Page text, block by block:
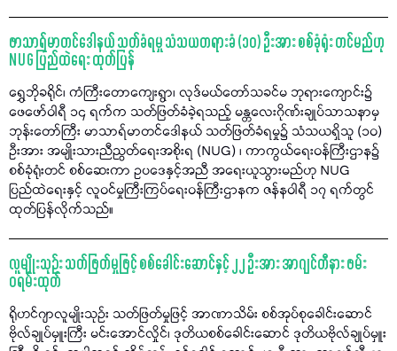
ဖာသာရ်မာတင်ဒေါနယ် သတ်ခံရမှု သံသယတရားခံ (၁၀) ဦးအား စစ်ခုံရုံး တင်မည်ဟု
NUG ပြည်ထဲရေး ထုတ်ပြန်
ရွှေဘိုခရိုင်၊ ကံကြီးတောကျေးရွာ၊ လုဒ်မယ်တော်သခင်မ ဘုရားကျောင်း၌
ဖေဖော်ဝါရီ ၁၄ ရက်က သတ်ဖြတ်ခံခဲ့ရသည့် မန္တလေးဂိုဏ်းချုပ်သာသနာမှ
ဘုန်းတော်ကြီး မာသာရ်မာတင်ဒေါနယ် သတ်ဖြတ်ခံရမှု၌ သံသယရှိသူ (၁၀)
ဦးအား အမျိုးသားညီညွတ်ရေးအစိုးရ (NUG) ၊ ကာကွယ်ရေးဝန်ကြီးဌာန၌
စစ်ခုံရုံးတင် စစ်ဆေးကာ ဥပဒေနှင့်အညီ အရေးယူသွားမည်ဟု NUG
ပြည်ထဲရေးနှင့် လူဝင်မှုကြီးကြပ်ရေးဝန်ကြီးဌာနက ဇန်နဝါရီ ၁၇ ရက်တွင်
ထုတ်ပြန်လိုက်သည်။
လူမျိုးသုဉ်း သတ်ဖြတ်မှုဖြင့် စစ်ခေါင်းဆောင်နှင့် ၂၂ ဦးအား အာဂျင်တီနား ဖမ်း
ဝရမ်းထုတ်
ရိုဟင်ဂျာလူမျိုးသုဉ်း သတ်ဖြတ်မှုဖြင့် အာဏာသိမ်း စစ်အုပ်စုခေါင်းဆောင်
ဗိုလ်ချုပ်မှူးကြီး မင်းအောင်လှိုင်၊ ဒုတိယစစ်ခေါင်းဆောင် ဒုတိယဗိုလ်ချုပ်မှူး